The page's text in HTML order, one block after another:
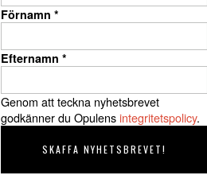
Förnamn *
Efternamn *
Genom att teckna nyhetsbrevet
godkänner du Opulensintegritetspolicy.